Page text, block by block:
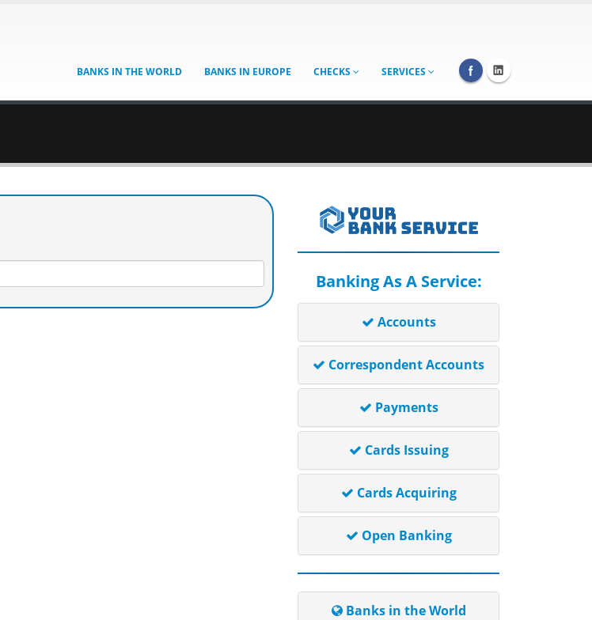
BANKS IN THE WORLD BANKS IN EUROPE CHECKS SERVICES
Banking As A Service:
Accounts
Correspondent Accounts
Payments
Cards Issuing
Cards Acquiring
Open Banking
Banks in the World